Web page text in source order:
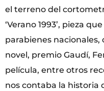
el terreno del
‘Verano 1993’, pieza
parabienes nacionales,
novel, premio Gaudí,
película, entre otros
nos contaba la historia